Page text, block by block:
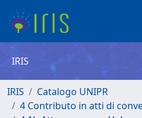
IRIS
IRIS
Catalogo UNIPR
4 Contributo in atti di